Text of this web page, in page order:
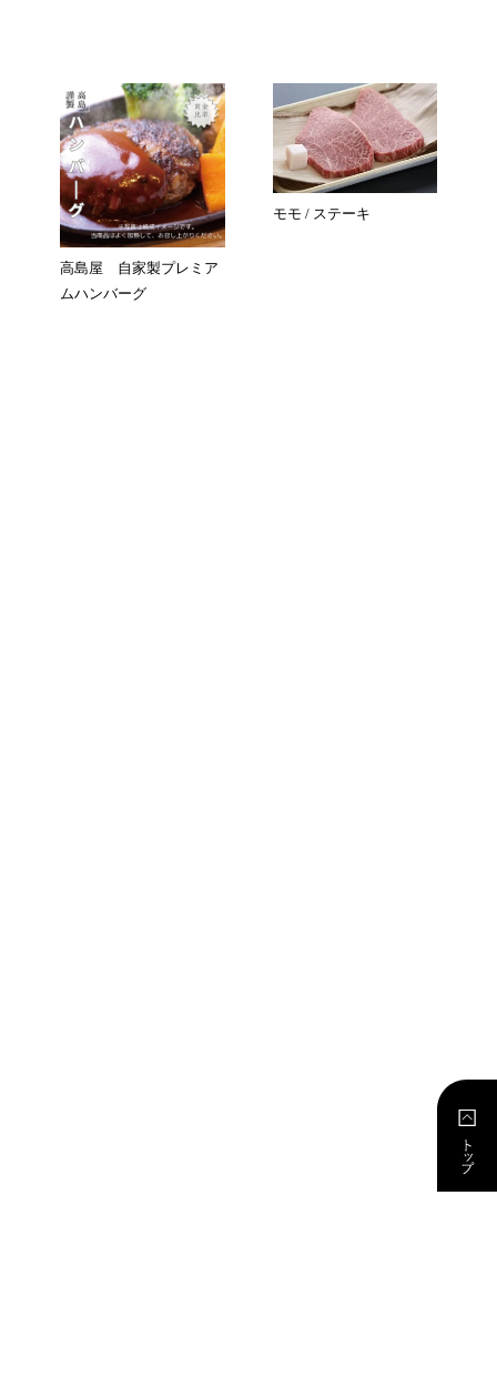
高島屋 自家製プレミア
ムハンバーグ
モモ / ステーキ